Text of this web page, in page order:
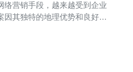
络营销手段，越来越受到企业
因其独特的地理优势和良好的
案，帮助企业在激烈的市场